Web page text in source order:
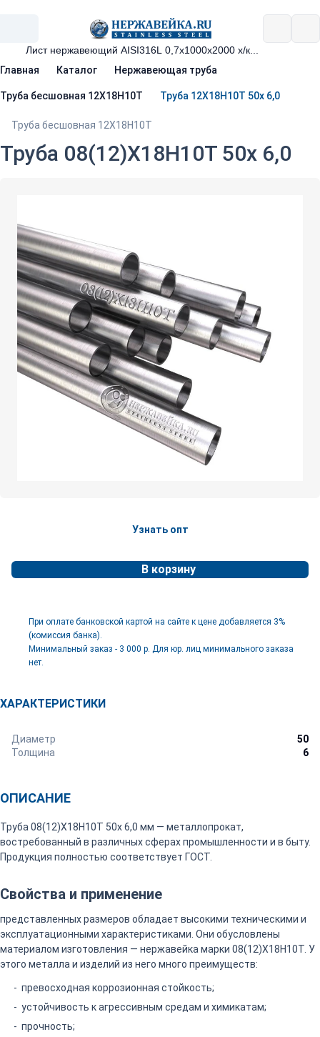
Главная Каталог Нержавеющая труба
Труба бесшовная 12Х18Н10Т Труба 12Х18Н10Т 50х 6,0
Труба бесшовная 12Х18Н10Т
Труба 08(12)Х18Н10Т 50х 6,0
Узнать опт
В корзину
При оплате банковской картой на сайте к цене добавляется 3%
(комиссия банка).
Минимальный заказ - 3 000 р. Для юр. лиц минимального заказа
нет.
ХАРАКТЕРИСТИКИ
Диаметр
50
Толщина
6
ОПИСАНИЕ
Труба 08(12)Х18Н10Т 50х 6,0 мм — металлопрокат,
востребованный в различных сферах промышленности и в быту.
Продукция полностью соответствует ГОСТ.
Свойства и применение
представленных размеров обладает высокими техническими и
эксплуатационными характеристиками. Они обусловлены
материалом изготовления — нержавейка марки 08(12)Х18Н10Т. У
этого металла и изделий из него много преимуществ:
превосходная коррозионная стойкость;
устойчивость к агрессивным средам и химикатам;
прочность;